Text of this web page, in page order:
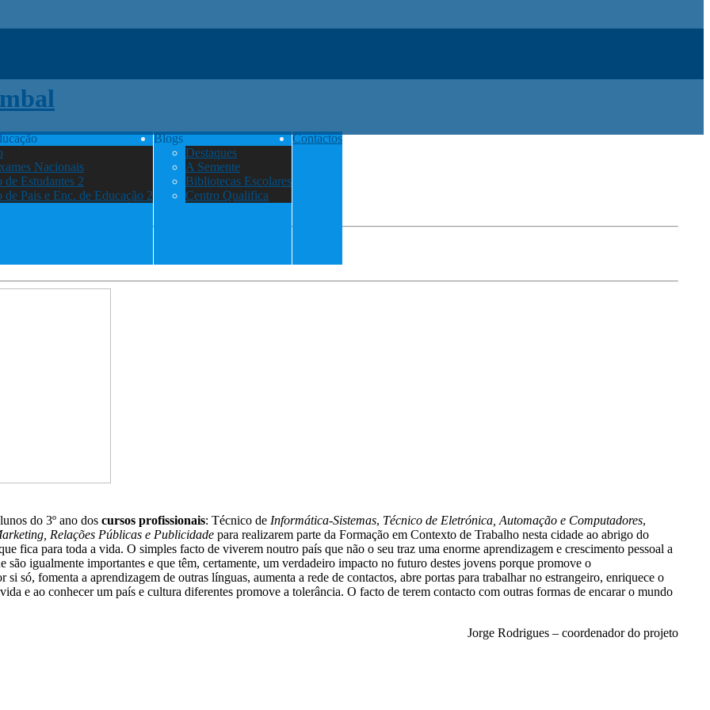
Nacionais
de Estudantes 2
de Pais e Enc. de Educação 2
Blogs
Destaques
A Semente
Bibliotecas Escolares
Centro Qualifica
Contactos
do 3º ano dos cursos profissionais: Técnico de Informática-Sistemas, Técnico de Eletrónica, Automação e Computadores,
Relações Públicas e Publicidade para realizarem parte da Formação em Contexto de Trabalho nesta cidade ao abrigo do
fica para toda a vida. O simples facto de viverem noutro país que não o seu traz uma enorme aprendizagem e crescimento pessoal a
são igualmente importantes e que têm, certamente, um verdadeiro impacto no futuro destes jovens porque promove o
só, fomenta a aprendizagem de outras línguas, aumenta a rede de contactos, abre portas para trabalhar no estrangeiro, enriquece o
e ao conhecer um país e cultura diferentes promove a tolerância. O facto de terem contacto com outras formas de encarar o mundo
Jorge Rodrigues – coordenador do projeto